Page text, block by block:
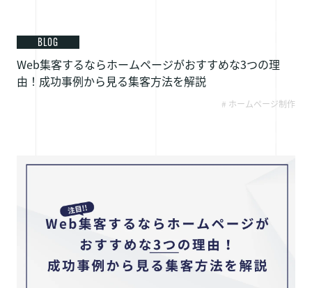
弊社の特徴
採用情報
BLOG
Web集客するならホームページがおすすめな3つの理
由！成功事例から見る集客方法を解説
# ホームページ制作